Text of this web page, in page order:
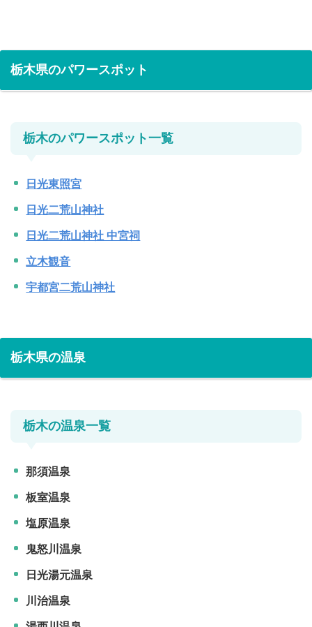
栃木県のパワースポット
栃木のパワースポット一覧
日光東照宮
日光二荒山神社
日光二荒山神社 中宮祠
立木観音
宇都宮二荒山神社
栃木県の温泉
栃木の温泉一覧
那須温泉
板室温泉
塩原温泉
鬼怒川温泉
日光湯元温泉
川治温泉